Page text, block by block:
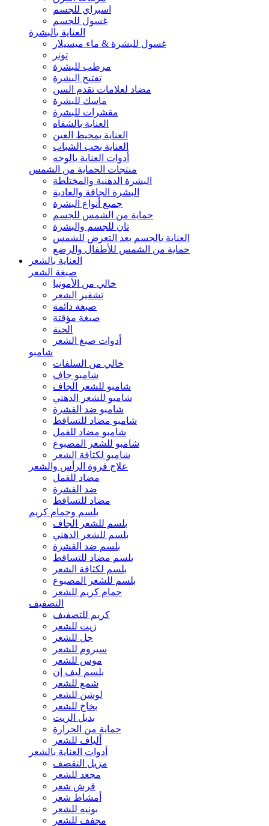
اسبراي للجسم
غسول للجسم
العناية بالبشرة
غسول للبشرة & ماء ميسيلار
تونر
مرطب للبشرة
تفتيح البشرة
مضاد لعلامات تقدم السن
ماسك للبشرة
مقشرات للبشرة
العناية بالشفاه
العناية بمحيط العين
العناية بحب الشباب
أدوات العناية بالوجه
منتجات الحماية من الشمس
البشرة الدهنية والمختلطة
البشرة الجافة والعادية
جميع أنواع البشرة
حماية من الشمس للجسم
تان للجسم والبشرة
العناية بالجسم بعد التعرض للشمس
حماية من الشمس للأطفال والرضع
العناية بالشعر
صبغة الشعر
خالي من الأمونيا
تشقير الشعر
صبغة دائمة
صبغة مؤقتة
الحنة
أدوات صبغ الشعر
شامبو
خالي من السلفات
شامبو جاف
شامبو للشعر الجاف
شامبو للشعر الدهني
شامبو ضد القشرة
شامبو مضاد للتساقط
شامبو مضاد للقمل
شامبو للشعر المصبوغ
شامبو لكثافة الشعر
علاج فروة الرأس والشعر
مضاد للقمل
ضد القشرة
مضاد للتساقط
بلسم وحمام كريم
بلسم للشعر الجاف
بلسم للشعر الدهني
بلسم ضد القشرة
بلسم مضاد للتساقط
بلسم لكثافة الشعر
بلسم للشعر المصبوغ
حمام كريم للشعر
التصفيف
كريم للتصفيف
زيت للشعر
جل للشعر
سيروم للشعر
موس للشعر
بلسم ليف إن
شمع للشعر
لوشن للشعر
بخاخ للشعر
بديل الزيت
حماية من الحرارة
ألياف للشعر
أدوات العناية بالشعر
مزيل التقصف
مجعد للشعر
فرش شعر
أمشاط شعر
بونيه للشعر
مجفف للشعر